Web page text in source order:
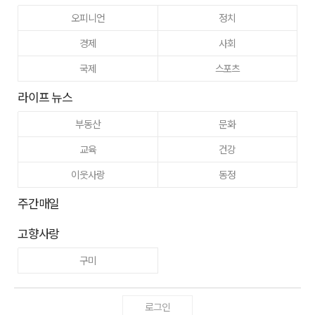
오피니언
정치
경제
사회
국제
스포츠
라이프 뉴스
부동산
문화
교육
건강
이웃사랑
동정
주간매일
고향사랑
구미
로그인